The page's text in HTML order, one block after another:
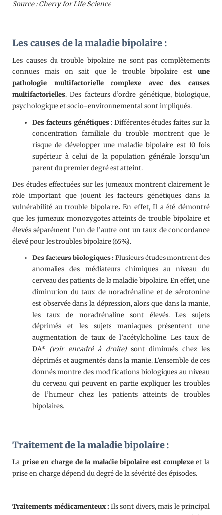
Source : Cherry for Life Science
Les causes de la maladie bipolaire :
Les causes du trouble bipolaire ne sont pas complètements
connues mais on sait que le trouble bipolaire est une
pathologie multifactorielle complexe avec des causes
multifactorielles. Des facteurs d’ordre génétique, biologique,
psychologique et socio-environnemental sont impliqués.
Des facteurs génétiques: Différentes études faites sur la
concentration familiale du trouble montrent que le
risque de développer une maladie bipolaire est 10 fois
supérieur à celui de la population générale lorsqu’un
parent du premier degré est atteint.
Des études effectuées sur les jumeaux montrent clairement le
rôle important que jouent les facteurs génétiques dans la
vulnérabilité au trouble bipolaire.En effet, Il a été démontré
que les jumeaux monozygotes atteints de trouble bipolaire et
élevés séparément l’un de l’autre ont un taux de concordance
élevé pour les troubles bipolaire (65%).
Des facteurs biologiques : Plusieurs études montrent des
anomalies des médiateurs chimiques au niveau du
cerveau des patients de la maladie bipolaire. En effet, une
diminution du taux de noradrénaline et de sérotonine
est observée dans la dépression, alors que dans la manie,
les taux de noradrénaline sont élevés. Les sujets
déprimés et les sujets maniaques présentent une
augmentation de taux de l’acétylcholine. Les taux de
DA* (voir encadré à droite)sont diminués chez les
déprimés et augmentés dans la manie. L’ensemble de ces
donnés montre des modifications biologiques au niveau
du cerveau qui peuvent en partie expliquer les troubles
de l’humeur chez les patients atteints de troubles
bipolaires.
Traitement de la maladie bipolaire :
La prise en charge de la maladie bipolaire est complexeet la
prise en charge dépend du degré de la sévérité des épisodes.
Traitements médicamenteux : Ils sont divers, mais le principal